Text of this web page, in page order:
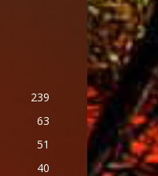
239
63
51
40